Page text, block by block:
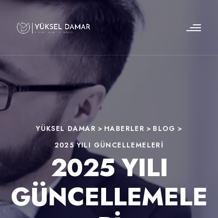
YÜKSEL DAMAR > HABERLER > BLOG >
2025 YILI GÜNCELLEMELERI
2025 YILI
GÜNCELLEMELE